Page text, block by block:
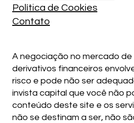
Política de Cookies
Contato
A negociação no mercado de
derivativos financeiros
risco e pode não ser
invista capital que você não
conteúdo deste site e os
não se destinam a ser, não